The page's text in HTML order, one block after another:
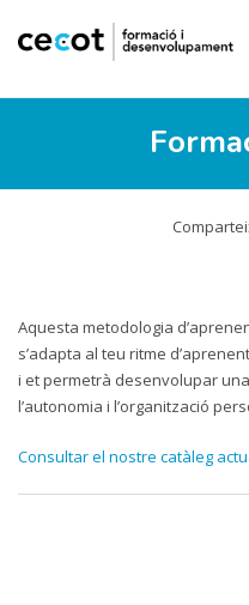
Aquesta metodologia
s’adapta al teu ritme
i et permetrà desenvolupar
l’autonomia i l’organització
Consultar el nostre catàleg